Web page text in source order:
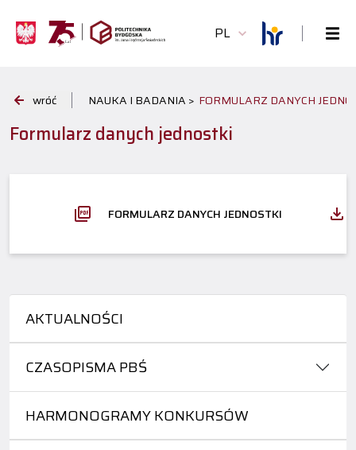
PL
wróć NAUKA I BADANIA > FORMULARZ DANYCH
AKTUALNOŚCI
CZASOPISMA PBŚ
HARMONOGRAMY KONKURSÓW
Formularz danych jednostki
FORMULARZ DANYCH JEDNOSTKI